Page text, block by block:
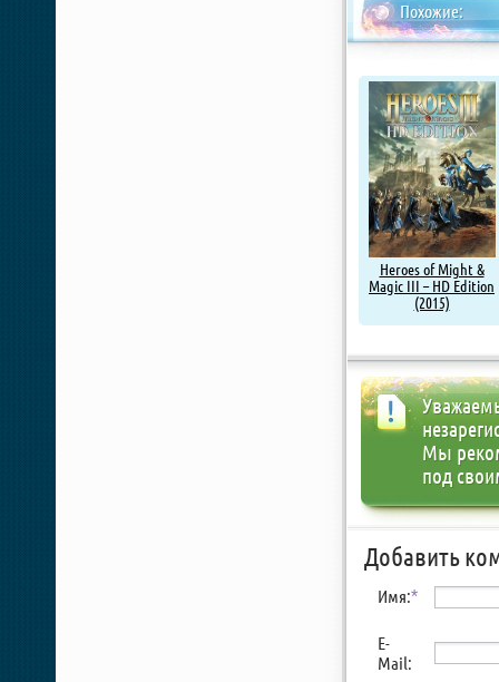
Похожие:
Heroes of Might &
Magic III – HD Edition
(2015)
Мы
под
Добавить
Имя:*
E-
Mail: